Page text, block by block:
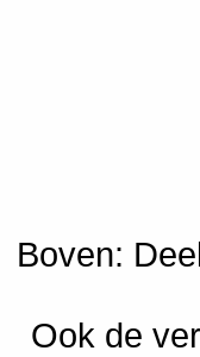
Boven:
Ook de